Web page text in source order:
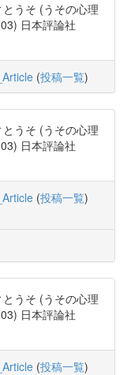
とうそ (うその心理
日本評論社
(投稿一覧)
とうそ (うその心理
日本評論社
(投稿一覧)
とうそ (うその心理
日本評論社
(投稿一覧)